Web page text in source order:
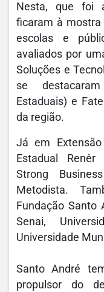
Nesta, que foi
ficaram à mostra
escolas e
avaliados por
Soluções e
se
Estaduais) e
da região.
Já em
Estadual
Strong
Metodista.
Fundação Santo
Senai,
Universidade
Santo André
propulsor do